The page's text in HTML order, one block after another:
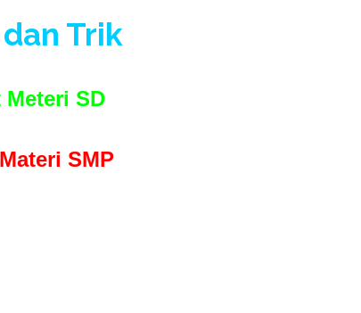
Trik
SD
SMP